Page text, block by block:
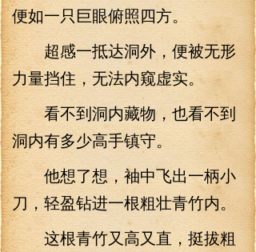
便如一只巨眼俯照四方。
超感一抵达洞外，便被无形
力量挡住，无法内窥虚实。
看不到洞内藏物，也看不到
洞内有多少高手镇守。
他想了想，袖中飞出一柄小
刀，轻盈钻进一根粗壮青竹内。
这根青竹又高又直，挺拔粗